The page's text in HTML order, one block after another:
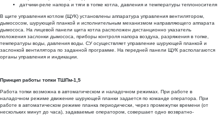
датчики-реле напора и тяги в топке котла, давления и температуры теплоносителя
В щите управления котлом (ЩУК) установлены аппаратура управления вентилятором,
дымососом, шурующей планкой и исполнительным механизмом направляющего аппарата
дымососа. На лицевой панели щита котла расположен дистанционно указатель
положения заслонки дымососа, приборы контроля напора воздуха, разряжения в топке,
температуры воды, давления воды. СУ осуществляет управление шурующей планкой и
заслонкой вентилятора по заданной программе. На передней панели ЩУК располагаются
органы управления и индикации.
Принцип работы топки ТШПм-1,5
Работа топки возможна в автоматическом и наладочном режимах. При работе в
наладочном режиме движение шурующей планки задается по команде оператора. При
работе в автоматическом режиме планка периодически, через промежутки времени (от
нескольких минут до часа), задаваемые оператором, совершает одно возвратно-